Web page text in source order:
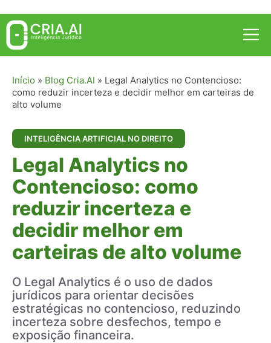
Pular
para
conteúdo
Início » Blog Cria.AI » Legal Analytics no Contencioso:
como reduzir incerteza e decidir melhor em carteiras de
alto volume
INTELIGÊNCIA ARTIFICIAL NO DIREITO
Legal Analytics no
Contencioso: como
reduzir incerteza e
decidir melhor em
carteiras de alto volume
O Legal Analytics é o uso de dados
jurídicos para orientar decisões
estratégicas no contencioso, reduzindo
incerteza sobre desfechos, tempo e
exposição financeira.